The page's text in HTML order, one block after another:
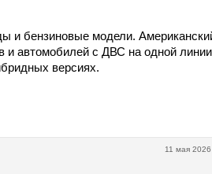
и бензиновые модели.
и автомобилей с ДВС на одной
версиях.
11 мая